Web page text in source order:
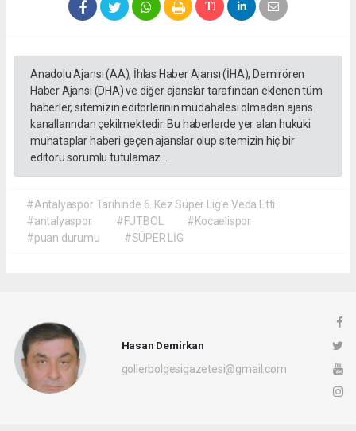
Anadolu Ajansı (AA), İhlas Haber Ajansı (İHA), Demirören
Haber Ajansı (DHA) ve diğer ajanslar tarafından eklenen tüm
haberler, sitemizin editörlerinin müdahalesi olmadan ajans
kanallarından çekilmektedir. Bu haberlerde yer alan hukuki
muhataplar haberi geçen ajanslar olup sitemizin hiç bir
editörü sorumlu tutulamaz...
#Antalyaspor Tarihinde 6. Kez Süper Lig'e Veda Etti
#antalyaspor
#FUTBOL
#Kocaelispor
#puan durumu
#SÜPER LİG
Hasan Demirkan
gollerbolgesigazetesi@gmail.com